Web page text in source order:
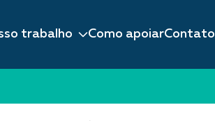
trabalho Como apoiarContato